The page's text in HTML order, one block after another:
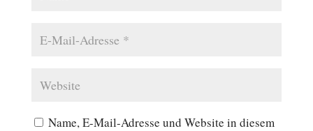
Name, E-Mail-Adresse und Website in diesem